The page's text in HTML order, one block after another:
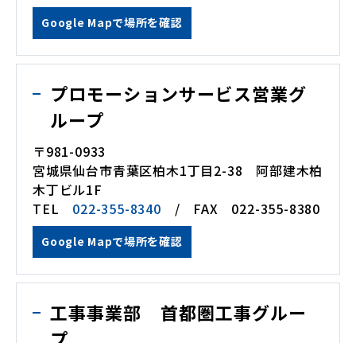
Google Mapで場所を確認
プロモーションサービス営業グ
ループ
〒981-0933
宮城県仙台市青葉区柏木1丁目2-38 阿部建木柏
木丁ビル1F
TEL 022-355-8340 / FAX 022-355-8380
Google Mapで場所を確認
工事事業部 首都圏工事グルー